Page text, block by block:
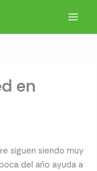
en
siguen siendo muy
del año ayuda a